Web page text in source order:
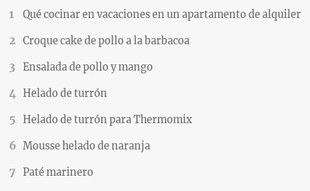
Qué cocinar en vacaciones en un apartamento de alquiler
Croque cake de pollo a la barbacoa
Ensalada de pollo y mango
Helado de turrón
Helado de turrón para Thermomix
Mousse helado de naranja
Paté marinero